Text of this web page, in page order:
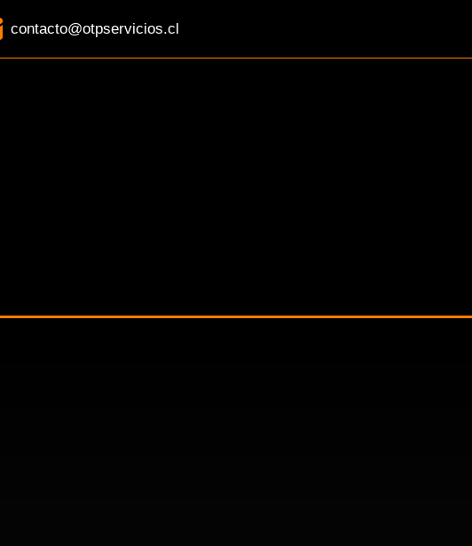
contacto@otpservicios.cl